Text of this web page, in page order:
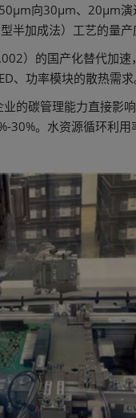
向30μm、20μm
加成法）工艺的量产
）的国产化替代加
、功率模块的散热需求
的碳管理能力直接影
。水资源循环利